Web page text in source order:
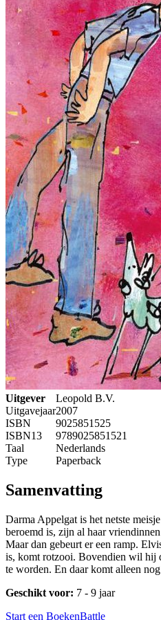
Uitgever
Leopold B.V.
Uitgavejaar2007
ISBN
9025851525
ISBN13
9789025851521
Taal
Nederlands
Type
Paperback
Samenvatting
Darma Appelgat is het netste
beroemd is, zijn al haar
Maar dan gebeurt er een ramp.
is, komt rotzooi. Bovendien wil hij
te worden. En daar komt alleen
Geschikt voor: 7 - 9 jaar
Start een BoekenBattle